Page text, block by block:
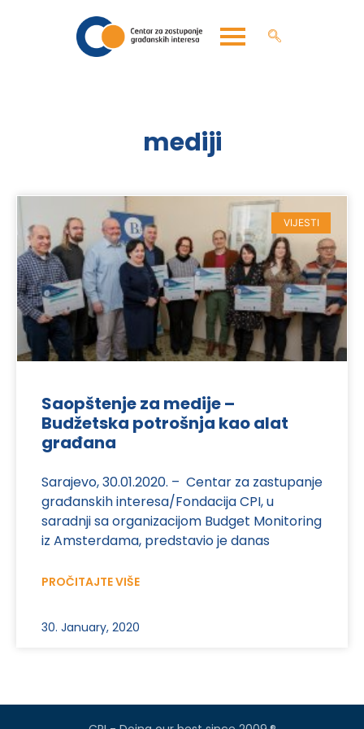
mediji
VIJESTI
Saopštenje za medije –
Budžetska potrošnja kao alat
građana
Sarajevo, 30.01.2020. – Centar za zastupanje
građanskih interesa/Fondacija CPI, u
saradnji sa organizacijom Budget Monitoring
iz Amsterdama, predstavio je danas
PROČITAJTE VIŠE
30. January, 2020